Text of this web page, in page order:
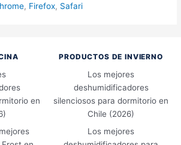
hrome, Firefox, Safari
en
PRODUCTOS DE INVIERNO
Los mejores
deshumidificadores
silenciosos para dormitorio en
Chile (2026)
Los mejores